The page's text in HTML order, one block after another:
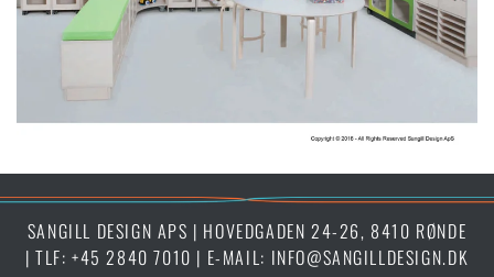
SANGILL DESIGN APS | HOVEDGADEN 24-26, 8410 RØNDE
| TLF:+45 2840 7010 | E-MAIL: INFO@SANGILLDESIGN.DK